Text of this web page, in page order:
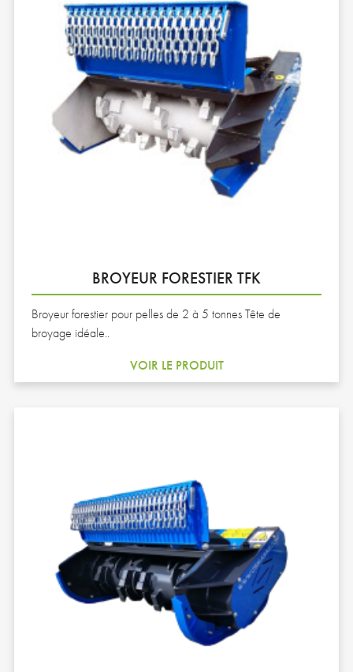
BROYEUR FORESTIER TFK
Broyeur forestier pour pelles de 2 à 5 tonnes Tête de
broyage idéale..
VOIR LE PRODUIT